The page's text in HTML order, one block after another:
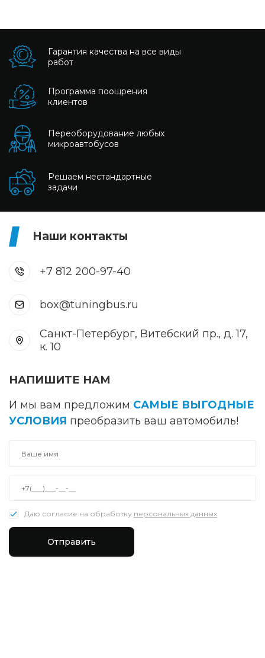
Гарантия качества на все виды
работ
Программа поощрения
клиентов
Переоборудование любых
микроавтобусов
Решаем нестандартные
задачи
Наши контакты
+7 812 200-97-40
box@tuningbus.ru
Санкт-Петербург, Витебский пр., д. 17,
к. 10
НАПИШИТЕ НАМ
И мы вам предложим САМЫЕ ВЫГОДНЫЕ
УСЛОВИЯ преобразить ваш автомобиль!
Даю согласие на обработку персональных данных
Отправить